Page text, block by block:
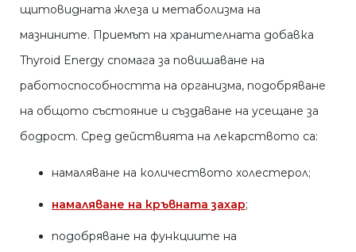
щитовидната жлеза и метаболизма на
мазнините. Приемът на хранителната добавка
Thyroid Energy спомага за повишаване на
работоспособността на организма, подобряване
на общото състояние и създаване на усещане за
бодрост. Сред действията на лекарството са:
намаляване на количеството холестерол;
намаляване на кръвната захар;
подобряване на функциите на